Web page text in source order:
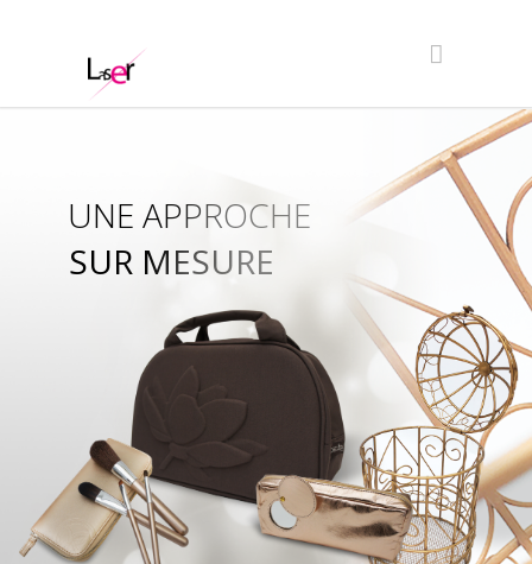
SUR MESURE
UNE APPROCHE